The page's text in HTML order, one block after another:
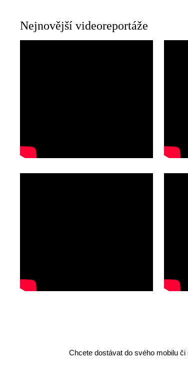
Nejnovější videoreportáže
Chcete dostávat do svého mobilu